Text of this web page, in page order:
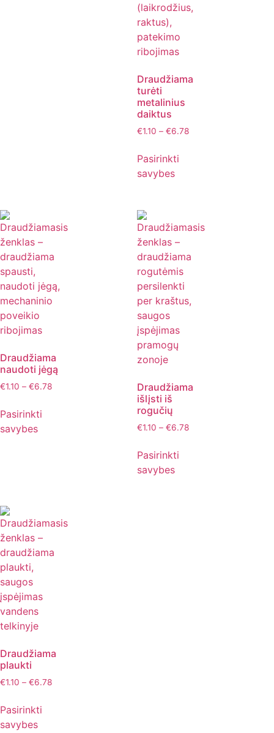
Draudžiama
turėti
metalinius
daiktus
€1.10 – €6.78
Pasirinkti
savybes
Draudžiama
naudoti jėgą
€1.10 – €6.78
Pasirinkti
savybes
Draudžiama
išlįsti iš
rogučių
€1.10 – €6.78
Pasirinkti
savybes
Draudžiama
plaukti
€1.10 – €6.78
Pasirinkti
savybes